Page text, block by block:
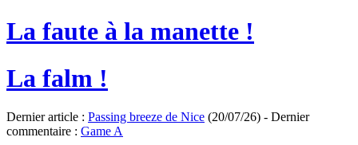
La faute à la manette !
La falm !
Dernier article : Passing breeze de Nice (20/07/26) - Dernier
commentaire : Game A